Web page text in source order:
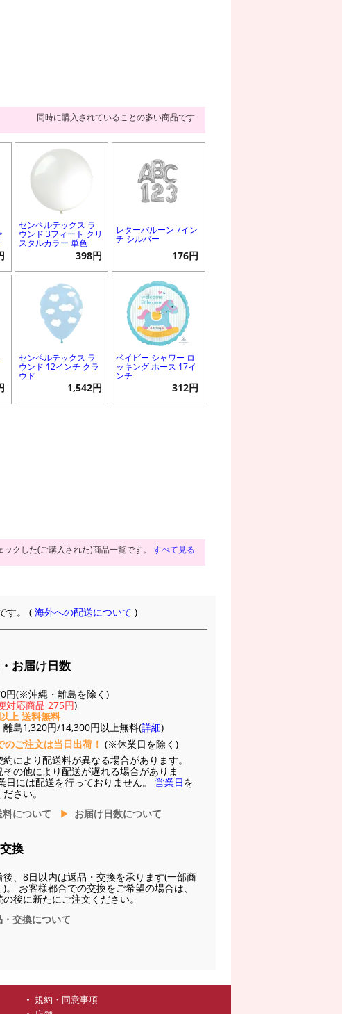
同時に購入されていることの多い商品です
センペルテックス ラ
ウンド 3フィート クリ
スタルカラー 単色
398円
レターバルーン 7イン
チ シルバー
176円
センペルテックス ラ
ウンド 12インチ クラ
ウド
1,542円
ベイビー シャワー ロ
ッキング ホース 17イ
ンチ
312円
ックした(ご購入された)商品一覧です。 すべて見る
す。 (海外への配送について )
お届け日数
円(※沖縄・離島を除く)
対応商品 275円)
上 送料無料
島1,320円/14,300円以上無料(詳細)
のご注文は当日出荷！ (※休業日を除く)
により配送料が異なる場合があります。
その他により配送が遅れる場合がありま
日には配送を行っておりません。 営業日を
さい。
料について
お届け日数について
換
後、8日以内は返品・交換を承ります(一部商
。 お客様都合での交換をご希望の場合は、
後に新たにご注文ください。
・交換について
規約・同意事項